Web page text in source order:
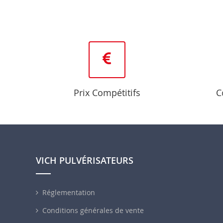
Prix Compétitifs
VICH PULVÉRISATEURS
Réglementation
Conditions générales de vente